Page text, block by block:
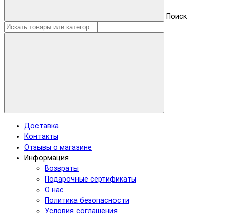
Поиск
Доставка
Контакты
Отзывы о магазине
Информация
Возвраты
Подарочные сертификаты
О нас
Политика безопасности
Условия соглашения